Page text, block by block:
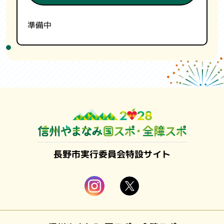
準備中
長野市実行委員会特設サイト